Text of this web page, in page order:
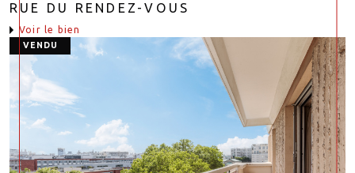
RUE DU RENDEZ-VOUS
voir le bien
VENDU